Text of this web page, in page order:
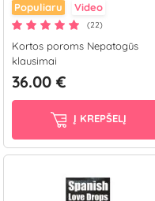
Populiaru Video
(22)
Kortos poroms Nepatogūs
klausimai
36.00 €
Į KREPŠELĮ